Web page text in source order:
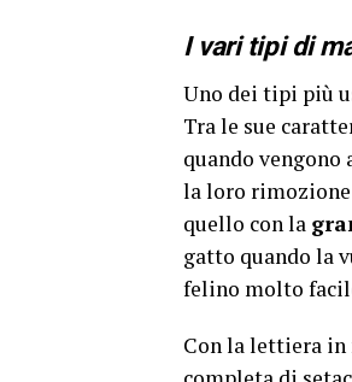
I vari tipi di
Uno dei tipi più
Tra le sue
quando
la loro
quello con la
gatto quando la
felino molto
Con la lettiera in